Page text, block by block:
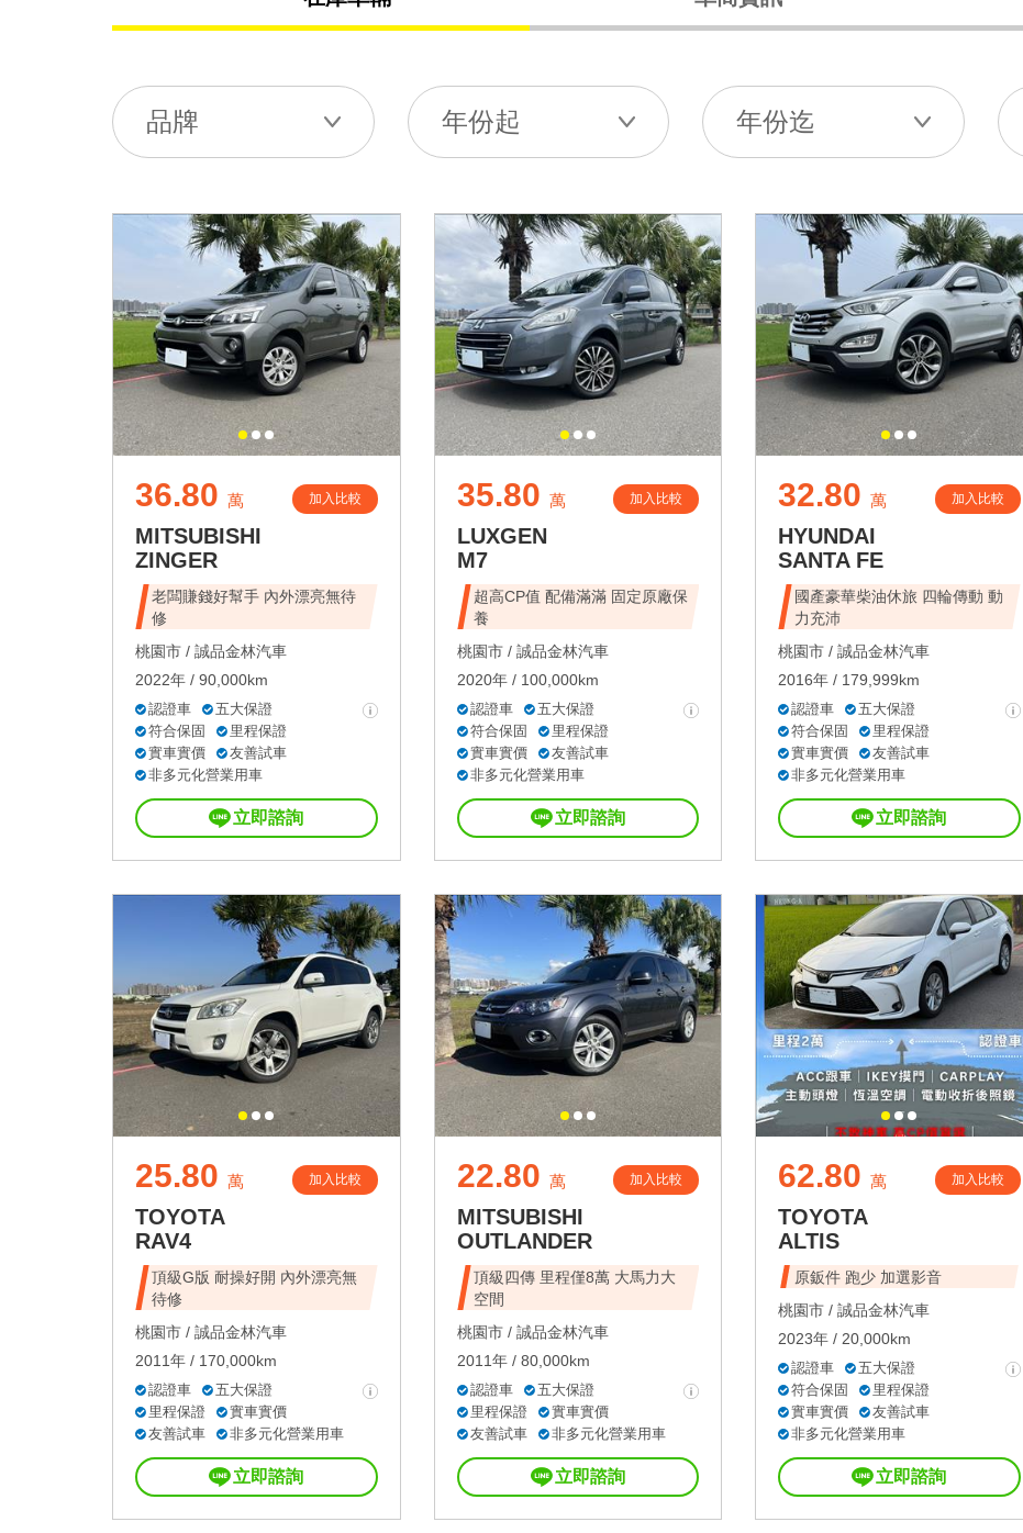
36.80 萬 加入比較
MITSUBISHI
ZINGER
老闆賺錢好幫手 內外漂亮無待
修
桃園市 / 誠品金林汽車
2022年 / 90,000km
認證車
五大保證
符合保固
里程保證
實車實價
友善試車
非多元化營業用車
立即諮詢
35.80 萬 加入比較
LUXGEN
M7
超高CP值 配備滿滿 固定原廠保
養
桃園市 / 誠品金林汽車
2020年 / 100,000km
認證車
五大保證
符合保固
里程保證
實車實價
友善試車
非多元化營業用車
立即諮詢
32.80 萬 加入比較
HYUNDAI
SANTA FE
國產豪華柴油休旅 四輪傳動 動
力充沛
桃園市 / 誠品金林汽車
2016年 / 179,999km
認證車
五大保證
符合保固
里程保證
實車實價
友善試車
非多元化營業用車
立即諮詢
25.80 萬 加入比較
TOYOTA
RAV4
頂級G版 耐操好開 內外漂亮無
待修
桃園市 / 誠品金林汽車
2011年 / 170,000km
認證車
五大保證
里程保證
實車實價
友善試車
非多元化營業用車
立即諮詢
22.80 萬 加入比較
MITSUBISHI
OUTLANDER
頂級四傳 里程僅8萬 大馬力大
空間
桃園市 / 誠品金林汽車
2011年 / 80,000km
認證車
五大保證
里程保證
實車實價
友善試車
非多元化營業用車
立即諮詢
62.80 萬 加入比較
TOYOTA
ALTIS
原鈑件 跑少 加選影音
桃園市 / 誠品金林汽車
2023年 / 20,000km
認證車
五大保證
符合保固
里程保證
實車實價
友善試車
非多元化營業用車
立即諮詢